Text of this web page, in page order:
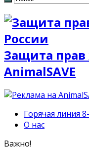
Защита
AnimalSAVE
Горячая линия
О нас
Важно!